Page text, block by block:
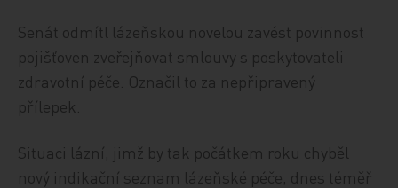
Senát odmítl lázeňskou novelou zavést povinnost
pojišťoven zveřejňovat smlouvy s poskytovateli
zdravotní péče. Označil to za nepřipravený
přílepek.
Situaci lázní, jimž by tak počátkem roku chyběl
nový indikační seznam lázeňské péče, dnes téměř